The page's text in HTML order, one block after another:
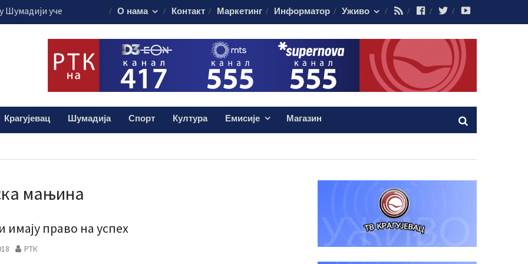
уче
пестициде
путује на
евра
доктору Кости
дроге:
мушкарац (38)
О нама Контакт Маркетинг Информатор Уживо RSS FacebookTwitter
Крагујевац Шумадија Спорт Култура Емисије Магазин
мањина
имају право на успех
РТК